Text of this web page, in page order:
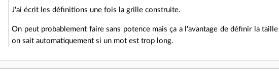
J'ai écrit les définitions une fois la grille construite.
On peut probablement faire sans potence mais ça a l'avantage de définir la
on sait automatiquement si un mot est trop long.